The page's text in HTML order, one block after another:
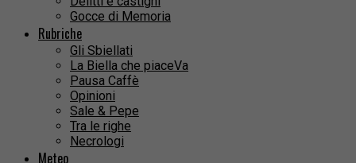
Gocce di Memoria
Rubriche
Gli Sbiellati
La Biella che piaceVa
Pausa Caffè
Opinioni
Sale & Pepe
Tra le righe
Necrologi
Meteo